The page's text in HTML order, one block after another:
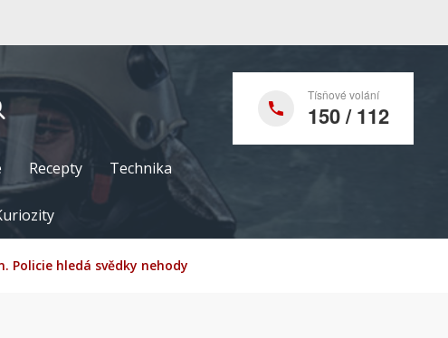
Tísňové volání
150 / 112
Recepty Technika
Policie hledá svědky nehody